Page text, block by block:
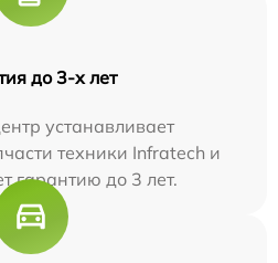
до 3-х лет
устанавливает
техники Infratech и
гарантию до 3 лет.